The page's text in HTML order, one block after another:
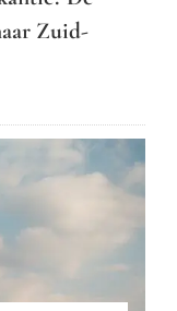
Zuid-